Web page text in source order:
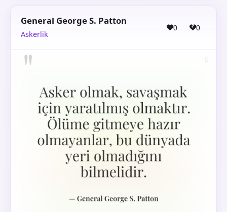
General George S. Patton
Askerlik
0 0